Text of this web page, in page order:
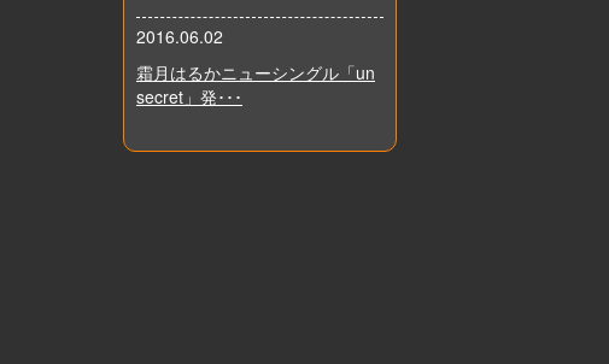
2016.06.02
霜月はるかニューシングル「un
secret」発･･･